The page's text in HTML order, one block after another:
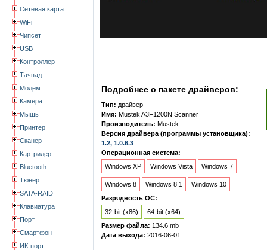
Сетевая карта
WiFi
Чипсет
USB
Контроллер
Тачпад
Модем
Камера
Мышь
Принтер
Сканер
Картридер
Bluetooth
Тюнер
SATA-RAID
Клавиатура
Порт
Смартфон
ИК-порт
Подробнее о пакете драйверов:
Тип: драйвер
Имя: Mustek A3F1200N Scanner
Производитель: Mustek
Версия драйвера (программы установщика):
1.2, 1.0.6.3
Операционная система:
Windows XP
Windows Vista Windows 7
Windows 8 Windows 8.1
Windows 10
Разрядность ОС:
32-bit (x86)
64-bit (x64)
Размер файла: 134.6 mb
Дата выхода: 2016-06-01